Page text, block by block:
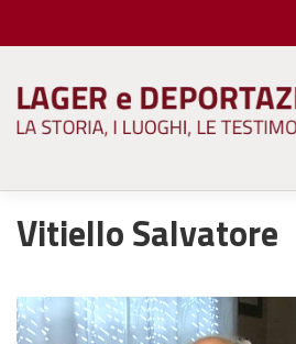
content
Vitiello Salvatore